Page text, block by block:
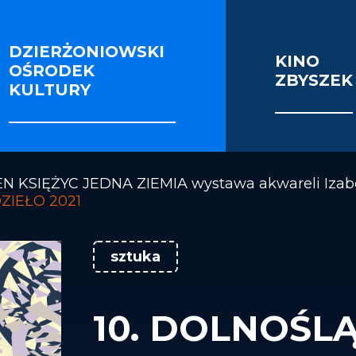
I SEKCJE VIDEO
ENERGETYCZNEJ BUDYNKU
DZIERŻONIOWSKI
OŚRODEK
KULTURY
KINO
ZBYSZEK
KSIĘŻYC JEDNA ZIEMIA wystawa akwareli
2021
sztuka
10.